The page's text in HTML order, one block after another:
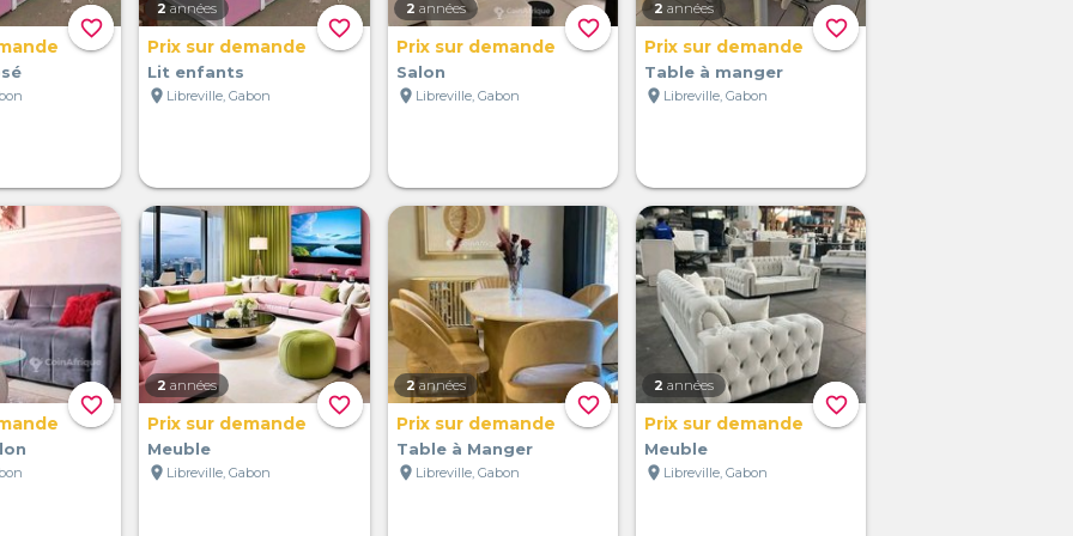
favorite_border favorite_border
2 années
Prix sur demande
Lit enfants
location_on Libreville, Gabon
favorite_border
2 années
Prix sur demande
Salon
location_on Libreville, Gabon
favorite_border
2 années
Prix sur demande
Table à manger
location_on Libreville, Gabon
favorite_border favorite_border
2 années
Prix sur demande
Meuble
location_on Libreville, Gabon
favorite_border
2 années
Prix sur demande
Table à Manger
location_on Libreville, Gabon
favorite_border
2 années
Prix sur demande
Meuble
location_on Libreville, Gabon